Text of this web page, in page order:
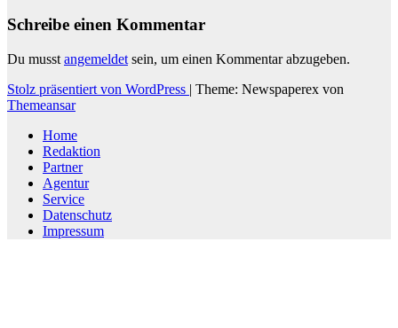
Schreibe einen Kommentar
Du musst angemeldet sein, um einen Kommentar abzugeben.
Stolz präsentiert von WordPress | Theme: Newspaperex von
Themeansar
Home
Redaktion
Partner
Agentur
Service
Datenschutz
Impressum